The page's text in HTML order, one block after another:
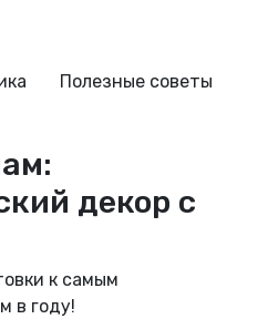
Полезные советы
декор с
к самым
в году!